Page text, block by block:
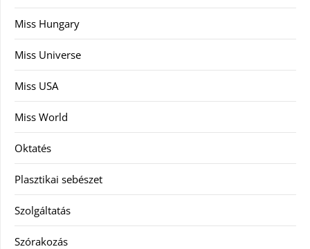
Miss Hungary
Miss Universe
Miss USA
Miss World
Oktatés
Plasztikai sebészet
Szolgáltatás
Szórakozás